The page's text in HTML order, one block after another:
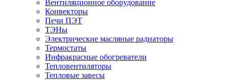
Вентиляционное оборудование
Конвекторы
Печи ПЭТ
ТЭНы
Электрические масляные радиаторы
Термостаты
Инфракрасные обогреватели
Тепловентиляторы
Тепловые завесы